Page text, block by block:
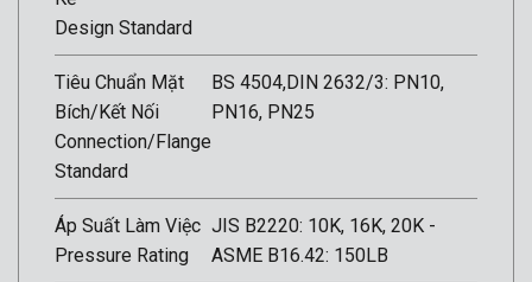
Design Standard
Tiêu Chuẩn Mặt
Bích/Kết Nối
Connection/Flange
Standard
BS 4504,DIN 2632/3: PN10,
PN16, PN25
Áp Suất Làm Việc
Pressure Rating
JIS B2220: 10K, 16K, 20K -
ASME B16.42: 150LB